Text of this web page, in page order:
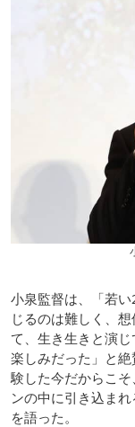
小泉監督は、「若
じるのは難しく、
て、生き生きと演
楽しみだった」と
験した今だからこ
ンの中に引き込ま
を語った。